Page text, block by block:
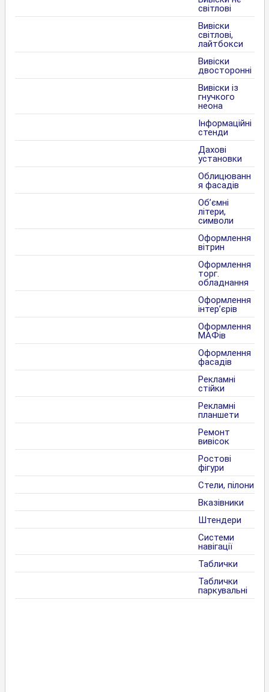
світлові
Вивіски
світлові,
лайтбокси
Вивіски
двосторонні
Вивіски із
гнучкого
неона
Інформаційні
стенди
Дахові
установки
Облицюванн
я фасадів
Об’ємні
літери,
символи
Оформлення
вітрин
Оформлення
торг.
обладнання
Оформлення
інтер’єрів
Оформлення
МАФів
Оформлення
фасадів
Рекламні
стійки
Рекламні
планшети
Ремонт
вивісок
Ростові
фігури
Стели, пілони
Вказівники
Штендери
Системи
навігації
Таблички
Таблички
паркувальні